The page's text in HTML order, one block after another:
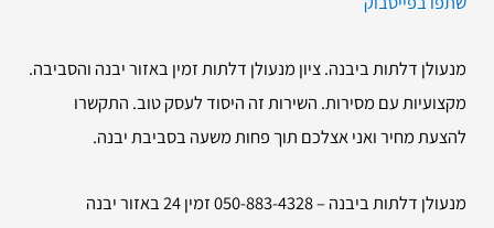
מנעולן דלתות ביבנה. ציון מנעולן דלתות זמין באזור יבנה והסביבה.
מקצועיות עם מסירות. השירות זה היסוד לעסק טוב. התקשרו
להצעת מחיר ואני אצלכם תוך פחות משעה בסביבת יבנה.
מנעולן דלתות ביבנה – 050-883-4328 זמין 24 באזור יבנה